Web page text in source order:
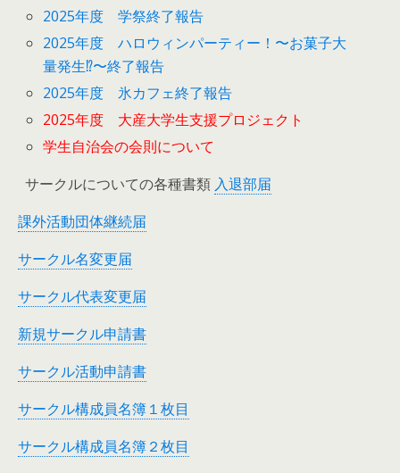
2025年度 学祭終了報告
2025年度 ハロウィンパーティー！〜お菓子大
量発生⁉︎〜終了報告
2025年度 氷カフェ終了報告
2025年度 大産大学生支援プロジェクト
学生自治会の会則について
サークルについての各種書類 入退部届
課外活動団体継続届
サークル名変更届
サークル代表変更届
新規サークル申請書
サークル活動申請書
サークル構成員名簿１枚目
サークル構成員名簿２枚目